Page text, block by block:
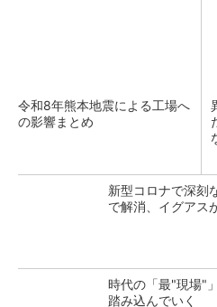
令和8年熊本地震による工場へ
の影響まとめ
新型コロナで深刻
で解消、イグアス
時代の「最"現場"
踏み込んでいく